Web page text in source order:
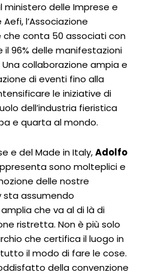
delle Imprese e
l’Associazione
che conta 50 associati con
il 96% delle manifestazioni
collaborazione ampia e
di eventi fino alla
le iniziative di
dell’industria fieristica
e quarta al mondo.
e del Made in Italy,Adolfo
sono molteplici e
delle nostre
sta assumendo
che va al di là di
ristretta. Non è più solo
che certifica il luogo in
il modo di fare le cose.
della convenzione